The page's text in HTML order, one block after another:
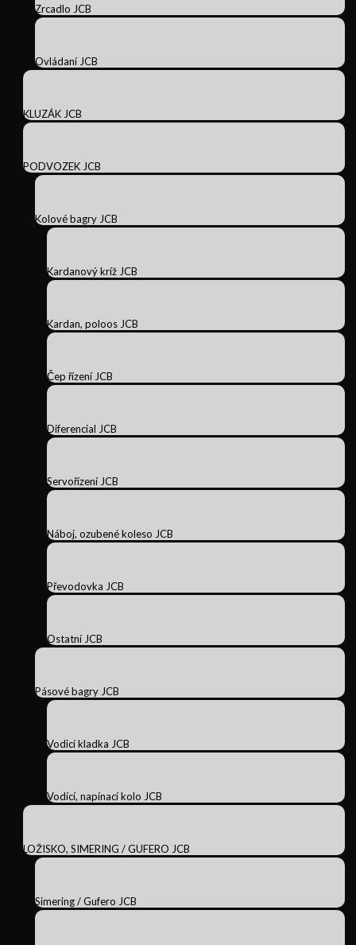
Zrcadlo JCB
Ovládaní JCB
KLUZÁK JCB
PODVOZEK JCB
Kolové bagry JCB
Kardanový kríž JCB
Kardan, poloos JCB
Čep řízení JCB
Diferencial JCB
Servořízení JCB
Náboj, ozubené koleso JCB
Převodovka JCB
Ostatní JCB
Pásové bagry JCB
Vodicí kladka JCB
Vodící, napínací kolo JCB
LOŽISKO, SIMERING / GUFERO JCB
Simering / Gufero JCB